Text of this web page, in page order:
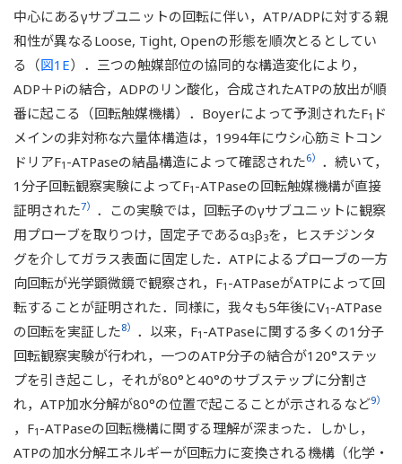
中心にあるγサブユニットの回転に伴い，ATP/ADPに対する親
和性が異なるLoose, Tight, Openの形態を順次とるとしてい
る（図1E）．三つの触媒部位の協同的な構造変化により，
ADP＋Piの結合，ADPのリン酸化，合成されたATPの放出が順
番に起こる（回転触媒機構）．Boyerによって予測されたF1 ド
メインの非対称な六量体構造は，1994年にウシ心筋ミトコン
ドリアF1 -ATPaseの結晶構造によって確認された6） ．続いて，
1分子回転観察実験によってF1 -ATPaseの回転触媒機構が直接
証明された7） ．この実験では，回転子のγサブユニットに観察
用プローブを取りつけ，固定子であるα3β3を，ヒスチジンタ
グを介してガラス表面に固定した．ATPによるプローブの一方
向回転が光学顕微鏡で観察され，F1 -ATPaseがATPによって回
転することが証明された．同様に，我々も5年後にV1 -ATPase
の回転を実証した8） ．以来，F1 -ATPaseに関する多くの1分子
回転観察実験が行われ，一つのATP分子の結合が120°ステッ
プを引き起こし，それが80°と40°のサブステップに分割さ
れ，ATP加水分解が80°の位置で起こることが示されるなど9）
，F1 -ATPaseの回転機構に関する理解が深まった．しかし，
ATPの加水分解エネルギーが回転力に変換される機構（化学・